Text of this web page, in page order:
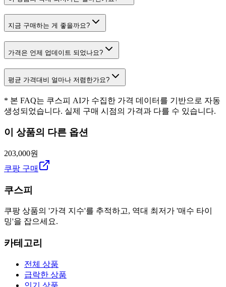
지금 구매하는 게 좋을까요?
가격은 언제 업데이트 되었나요?
평균 가격대비 얼마나 저렴한가요?
* 본 FAQ는 쿠스피 AI가 수집한 가격 데이터를 기반으로 자동
생성되었습니다. 실제 구매 시점의 가격과 다를 수 있습니다.
이 상품의 다른 옵션
203,000원
쿠팡 구매
쿠스피
쿠팡 상품의 '가격 지수'를 추적하고, 역대 최저가 '매수 타이
밍'을 잡으세요.
카테고리
전체 상품
급락한 상품
인기 상품